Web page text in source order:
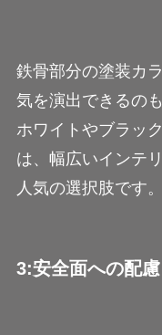
鉄骨部分の塗装カ
気を演出できるの
ホワイトやブラッ
は、幅広いインテ
人気の選択肢です。
3:安全面への配慮